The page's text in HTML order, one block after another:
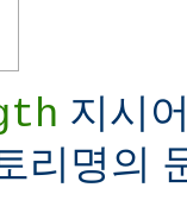
지시
리명의